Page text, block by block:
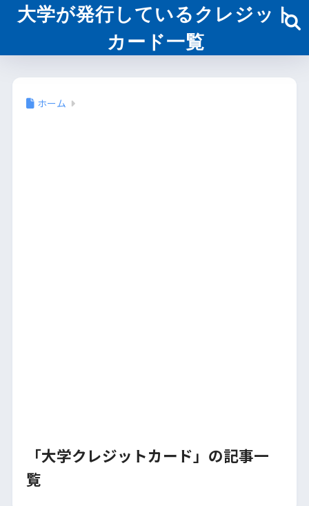
大学が発行しているクレジット
カード一覧
ホーム
「大学クレジットカード」の記事一
覧